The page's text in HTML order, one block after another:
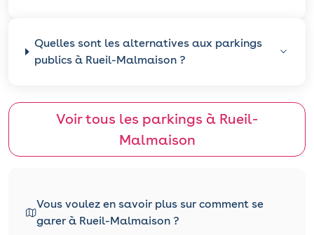
Quelles sont les alternatives aux parkings
publics à Rueil-Malmaison ?
Voir tous les parkings à Rueil-
Malmaison
Vous voulez en savoir plus sur comment se
garer à Rueil-Malmaison ?